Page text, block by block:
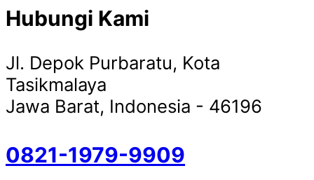
Hubungi Kami
Jl. Depok Purbaratu, Kota
Tasikmalaya
Jawa Barat, Indonesia - 46196
0821-1979-9909